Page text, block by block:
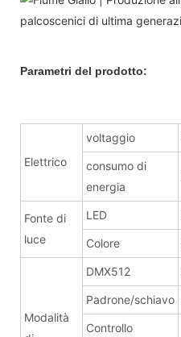
Parametri del prodotto:
Elettrico
voltaggio
consumo di
energia
Fonte di
luce
LED
Colore
Modalità
DMX512
Padrone/schiavo
Controllo